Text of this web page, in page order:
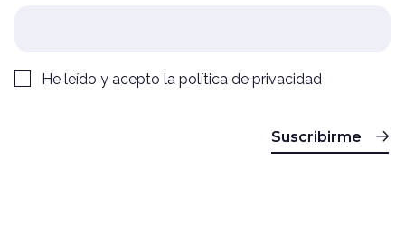
He leído y acepto la política de privacidad
Suscribirme